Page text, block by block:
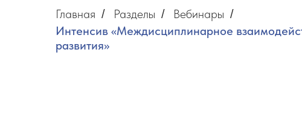
Главная / Разделы / Вебинары /
Интенсив «Междисциплинарное
развития»